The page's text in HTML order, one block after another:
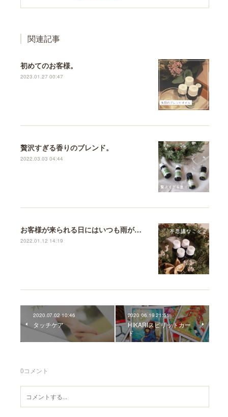
関連記事
初めてのお客様。
2023.01.27 00:47
贅沢すぎる香りのブレンド。
2022.03.03 04:44
お客様が来られる日にはいつも雨が降る。
2022.01.12 14:19
2020.07.02 10:46
タッチケア
2020.06.19 21:51
HIKARIスピリットカー
ド
0コメント